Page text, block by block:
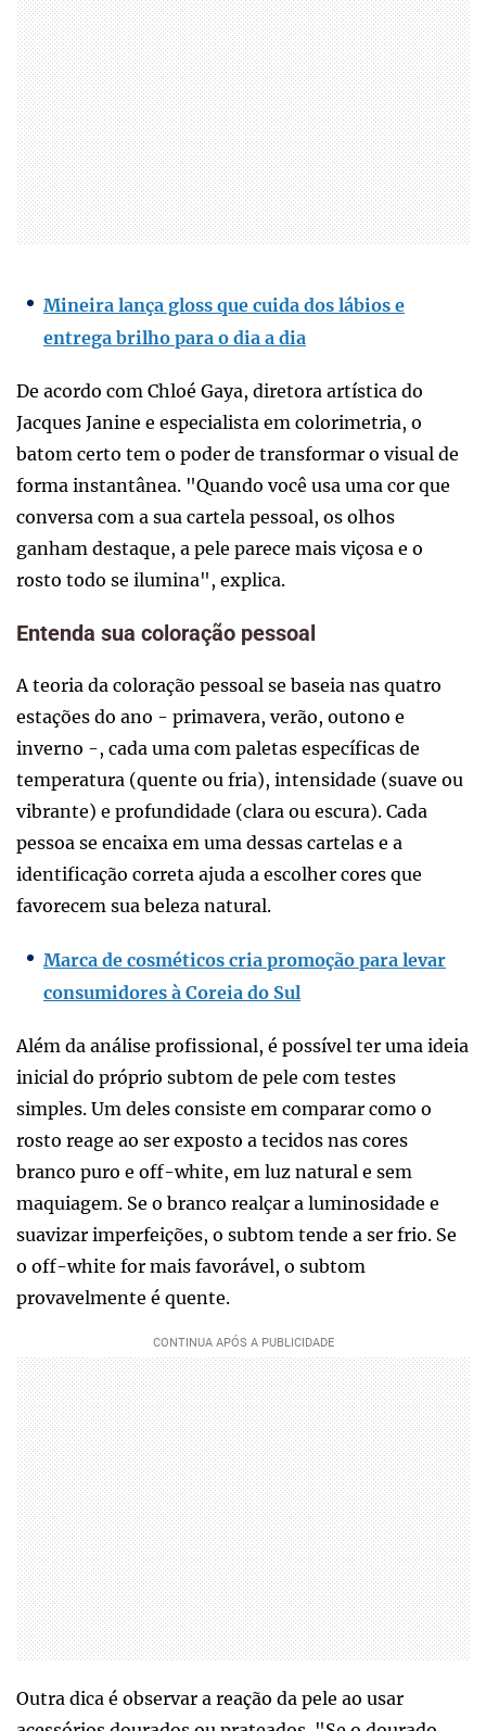
Mineira lança gloss que cuida dos lábios e
entrega brilho para o dia a dia
De acordo com Chloé Gaya, diretora artística do
Jacques Janine e especialista em colorimetria, o
batom certo tem o poder de transformar o visual de
forma instantânea. "Quando você usa uma cor que
conversa com a sua cartela pessoal, os olhos
ganham destaque, a pele parece mais viçosa e o
rosto todo se ilumina", explica.
Entenda sua coloração pessoal
A teoria da coloração pessoal se baseia nas quatro
estações do ano - primavera, verão, outono e
inverno -, cada uma com paletas específicas de
temperatura (quente ou fria), intensidade (suave ou
vibrante) e profundidade (clara ou escura). Cada
pessoa se encaixa em uma dessas cartelas e a
identificação correta ajuda a escolher cores que
favorecem sua beleza natural.
Marca de cosméticos cria promoção para levar
consumidores à Coreia do Sul
Além da análise profissional, é possível ter uma ideia
inicial do próprio subtom de pele com testes
simples. Um deles consiste em comparar como o
rosto reage ao ser exposto a tecidos nas cores
branco puro e off-white, em luz natural e sem
maquiagem. Se o branco realçar a luminosidade e
suavizar imperfeições, o subtom tende a ser frio. Se
o off-white for mais favorável, o subtom
provavelmente é quente.
Outra dica é observar a reação da pele ao usar